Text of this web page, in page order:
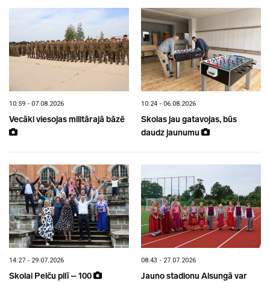
10:59 - 07.08.2026
Vecāki viesojas militārajā bāzē
10:24 - 06.08.2026
Skolas jau gatavojas, būs
daudz jaunumu
14:27 - 29.07.2026
Skolai Pelču pilī – 100
08:43 - 27.07.2026
Jauno stadionu Alsungā var